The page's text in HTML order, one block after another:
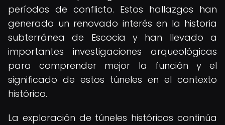
períodos de conflicto. Estos hallazgos han
generado un renovado interés en la historia
subterránea de Escocia y han llevado a
importantes investigaciones arqueológicas
para comprender mejor la función y el
significado de estos túneles en el contexto
histórico.
La exploración de túneles históricos continúa